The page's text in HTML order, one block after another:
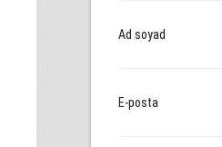
Ad soyad
E-posta